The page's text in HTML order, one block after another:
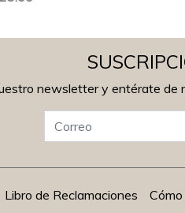
newsletter y entérate de
Libro de Reclamaciones